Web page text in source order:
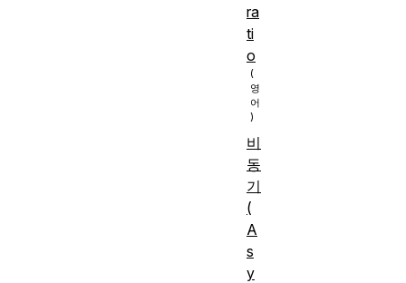
ra
ti
o
비
동
기
(
A
s
y